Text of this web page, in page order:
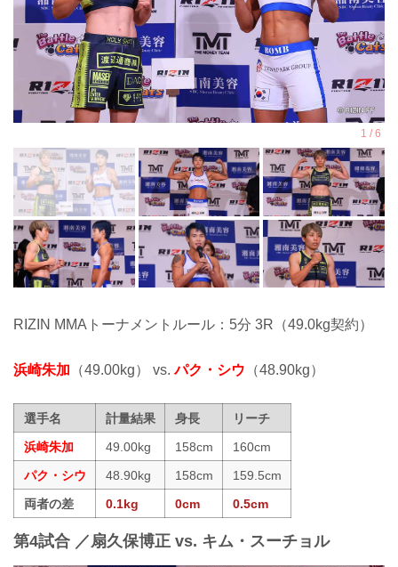
RIZIN MMAトーナメントルール：5分 3R（49.0kg契約）
浜崎朱加 （49.00kg） vs.パク・シウ （48.90kg）
選手名 計量結果 身長
リーチ
浜崎朱加
49.00kg 158cm
160cm
パク・シウ
48.90kg 158cm
159.5cm
両者の差
0.1kg 0cm 0.5cm
第4試合 ／扇久保博正 vs. キム・スーチョル